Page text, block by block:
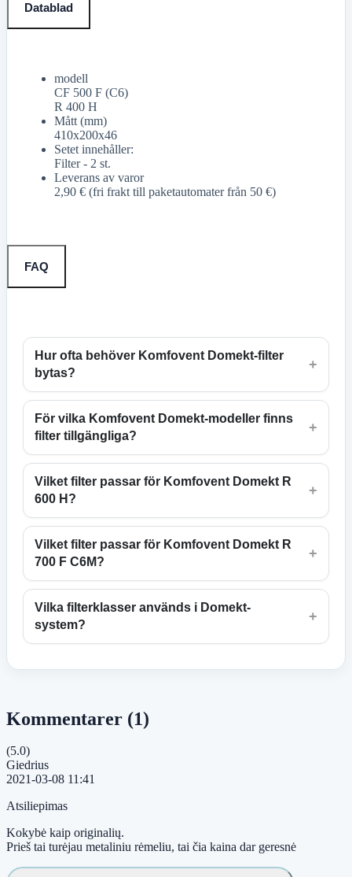
Datablad
modell
CF 500 F (C6)
R 400 H
Mått (mm)
410x200x46
Setet innehåller:
Filter - 2 st.
Leverans av varor
2,90 € (fri frakt till paketautomater från 50 €)
FAQ
Hur ofta behöver Komfovent Domekt-filter
bytas?
+
För vilka Komfovent Domekt-modeller finns
filter tillgängliga?
+
Vilket filter passar för Komfovent Domekt R
600 H?
+
Vilket filter passar för Komfovent Domekt R
700 F C6M?
+
Vilka filterklasser används i Domekt-
system?
+
Kommentarer (1)
(5.0)
Giedrius
2021-03-08 11:41
Atsiliepimas
Kokybė kaip originalių.
Prieš tai turėjau metaliniu rėmeliu, tai čia kaina dar geresnė